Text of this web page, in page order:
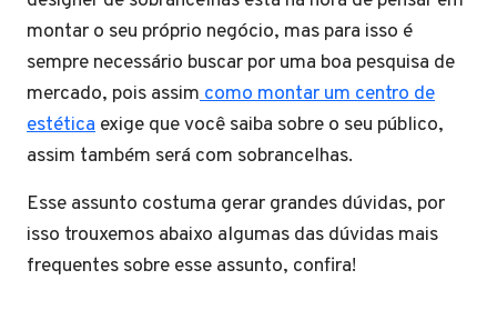
montar o seu próprio negócio, mas para isso é
sempre necessário buscar por uma boa pesquisa de
mercado, pois assimcomo montar um centro de
estética exige que você saiba sobre o seu público,
assim também será com sobrancelhas.
Esse assunto costuma gerar grandes dúvidas, por
isso trouxemos abaixo algumas das dúvidas mais
frequentes sobre esse assunto, confira!